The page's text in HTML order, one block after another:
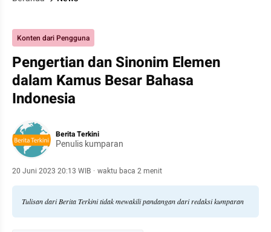
Konten dari Pengguna
Pengertian dan Sinonim Elemen
dalam Kamus Besar Bahasa
Indonesia
Berita Terkini
Penulis kumparan
20 Juni 2023 20:13 WIB · waktu baca 2 menit
Tulisan dari Berita Terkini tidak mewakili pandangan dari redaksi kumparan